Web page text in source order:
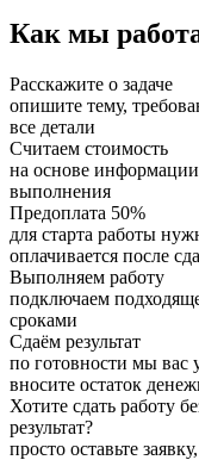
Как мы
Расскажите о задаче
опишите тему,
все детали
Считаем стоимость
на основе
выполнения
Предоплата 50%
для старта работы
оплачивается после
Выполняем работу
подключаем
сроками
Сдаём результат
по готовности мы вас
вносите остаток
Хотите сдать работу
результат?
просто оставьте